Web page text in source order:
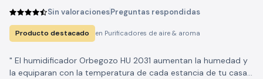
Sin valoracionesPreguntas respondidas
Producto destacado en Purificadores de aire & aroma
" El humidificador Orbegozo HU 2031 aumentan la humedad y
la equiparan con la temperatura de cada estancia de tu casa.